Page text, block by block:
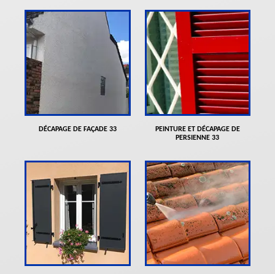
DÉCAPAGE DE FAÇADE 33
PEINTURE ET DÉCAPAGE DE
PERSIENNE 33